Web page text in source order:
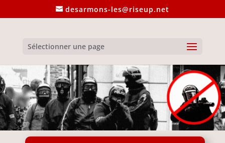
desarmons-les@riseup.net
Sélectionner une page